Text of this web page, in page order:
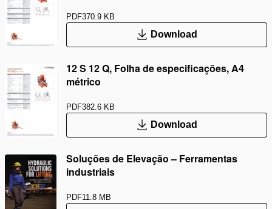
PDF370.9 KB
Download
12 S 12 Q, Folha de especificações, A4
métrico
PDF382.6 KB
Download
Soluções de Elevação – Ferramentas
industriais
PDF11.8 MB